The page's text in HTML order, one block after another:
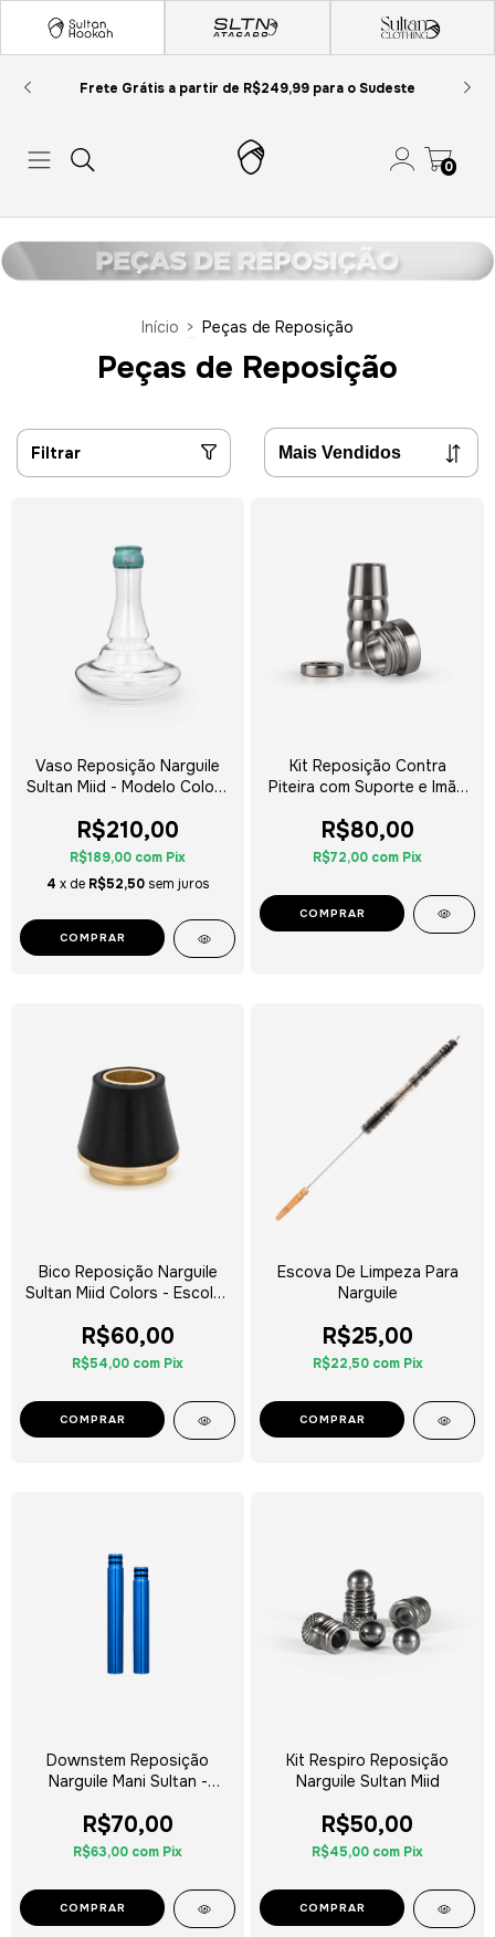
Frete Grátis a partir de R$249,99 para o Sudeste
0
Início > Peças de Reposição
Peças de Reposição
Filtrar
Vaso Reposição Narguile
Sultan Miid - Modelo Colors
R$210,00
R$189,00 com Pix
4 x de R$52,50 sem juros
COMPRAR
Kit Reposição Contra
Piteira com Suporte e Imã -
R$80,00
R$72,00 com Pix
Bico Reposição Narguile
Sultan Miid Colors - Escolha
R$60,00
R$54,00 com Pix
COMPRAR
Escova De Limpeza Para
Narguile
R$25,00
R$22,50 com Pix
Downstem Reposição
Narguile Mani Sultan -
R$70,00
R$63,00 com Pix
COMPRAR
Kit Respiro Reposição
Narguile Sultan Miid
R$50,00
R$45,00 com Pix